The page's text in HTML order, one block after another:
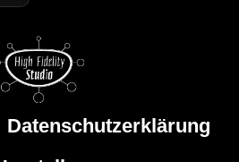
Datenschutzerklärung